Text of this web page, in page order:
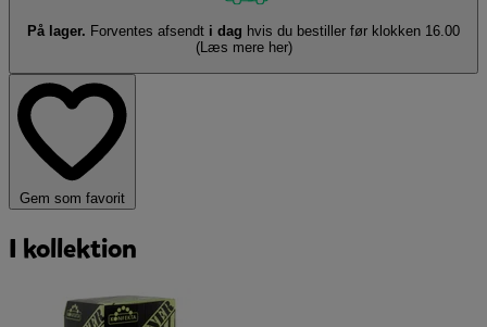
På lager. Forventes afsendt i dag hvis du bestiller før klokken 16.00
(Læs mere her)
Gem som favorit
I kollektion